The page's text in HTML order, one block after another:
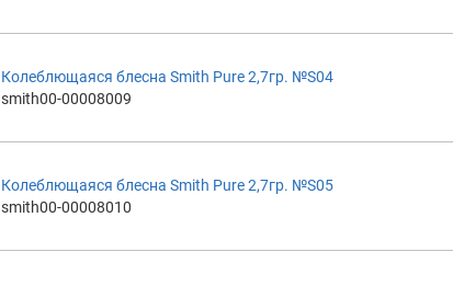
Колеблющаяся блесна Smith Pure 2,7гр. №S04
smith00-00008009
Колеблющаяся блесна Smith Pure 2,7гр. №S05
smith00-00008010